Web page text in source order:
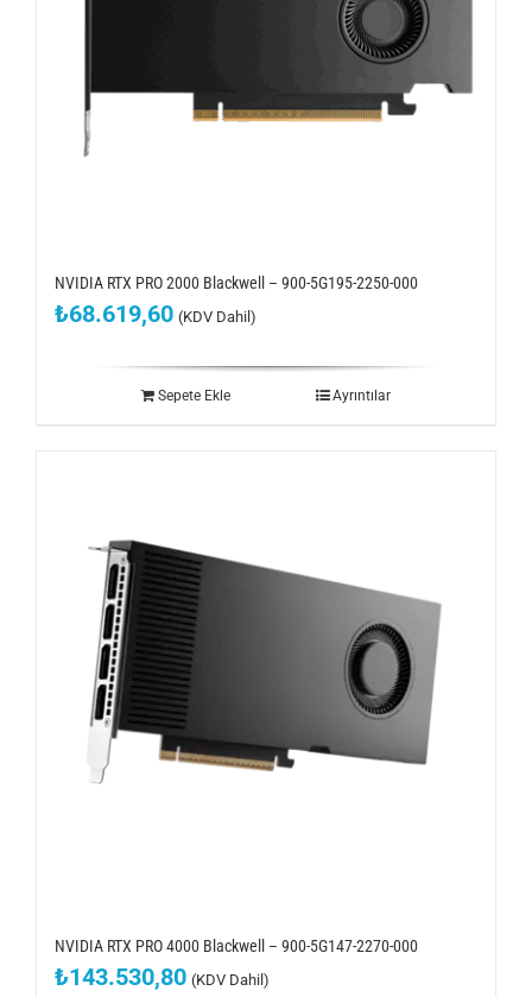
NVIDIA RTX PRO 2000 Blackwell – 900-5G195-2250-000
₺68.619,60 (KDV Dahil)
Sepete Ekle Ayrıntılar
NVIDIA RTX PRO 4000 Blackwell – 900-5G147-2270-000
₺143.530,80 (KDV Dahil)